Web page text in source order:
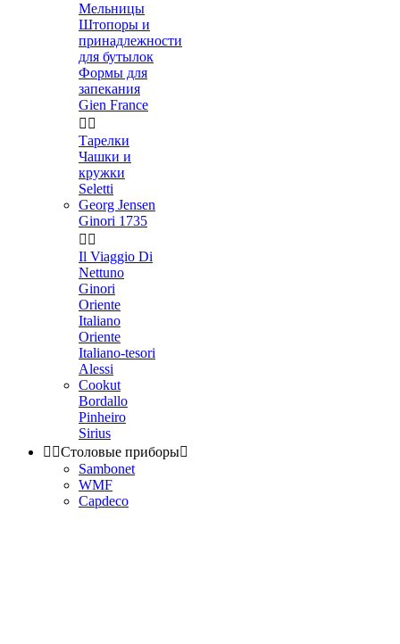
Мельницы
Штопоры и
принадлежности
для бутылок
Формы для
запекания
Gien France
 
Тарелки
Чашки и
кружки
Seletti
Georg Jensen
Ginori 1735
 
Il Viaggio Di
Nettuno
Ginori
Oriente
Italiano
Oriente
Italiano-tesori
Alessi
Cookut
Bordallo
Pinheiro
Sirius
 Столовые приборы
Sambonet
WMF
Capdeco